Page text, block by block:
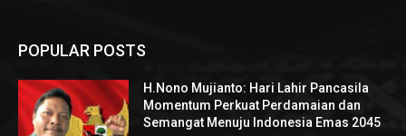
POPULAR POSTS
H.Nono Mujianto: Hari Lahir Pancasila
Momentum Perkuat Perdamaian dan
Semangat Menuju Indonesia Emas 2045